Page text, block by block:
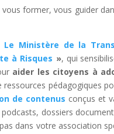
former, vous guider
Le Ministère de la
à Risques », qui
aider les citoyens à
ressources pédagogiques
de contenus conçus et
dossiers
dans votre association